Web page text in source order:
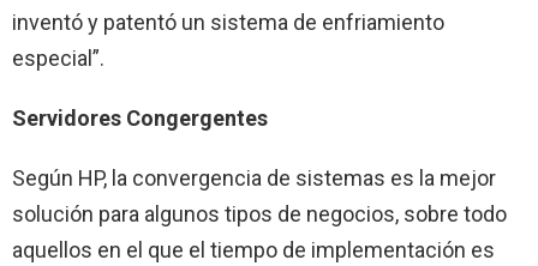
inventó y patentó un sistema de enfriamiento
especial”.
Servidores Congergentes
Según HP, la convergencia de sistemas es la mejor
solución para algunos tipos de negocios, sobre todo
aquellos en el que el tiempo de implementación es